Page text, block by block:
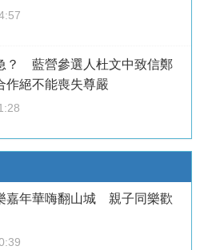
？ 藍營參選人杜文中致信鄭
作絕不能喪失尊嚴
嘉年華嗨翻山城 親子同樂歡